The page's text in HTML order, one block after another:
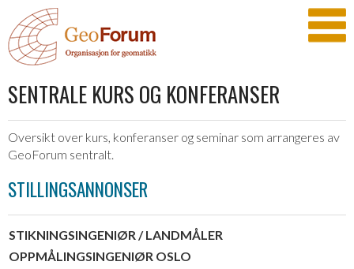
SENTRALE KURS OG KONFERANSER
Oversikt over kurs, konferanser og seminar som arrangeres av
GeoForum sentralt.
STILLINGSANNONSER
STIKNINGSINGENIØR / LANDMÅLER
OPPMÅLINGSINGENIØR OSLO